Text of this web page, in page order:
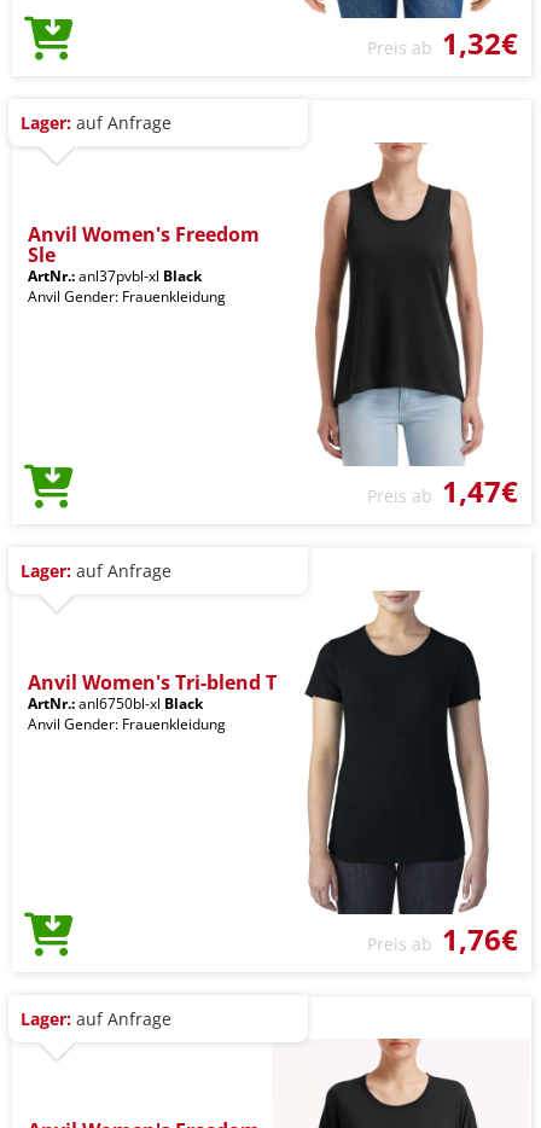
Preis ab 1,32€
Lager: auf Anfrage
Anvil Women's Freedom
Sle
ArtNr.:anl37pvbl-xl Black
Anvil Gender: Frauenkleidung
Preis ab 1,47€
Lager: auf Anfrage
Anvil Women's Tri-blend T
ArtNr.:anl6750bl-xl Black
Anvil Gender: Frauenkleidung
Preis ab 1,76€
Lager: auf Anfrage